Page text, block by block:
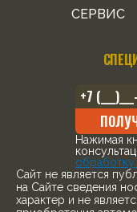
СЕРВИС
Нажимая
обработку
Cайт не является
на Сайте сведения
характер и не